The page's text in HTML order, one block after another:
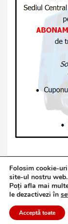
Politică de
Folosim cookie-
site-ul nostru web.
Poți afla mai
le dezactivezi în
Acceptă toate